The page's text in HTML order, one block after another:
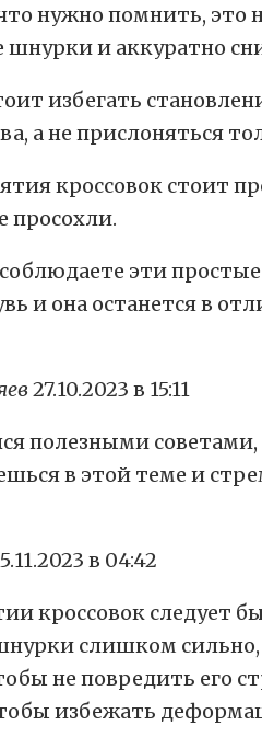
нужно помнить, это
шнурки и аккуратно
избегать
а не прислоняться
кроссовок стоит
просохли.
эти
и она останется в
27.10.2023 в 15:11
полезными
в этой теме и
в 04:42
кроссовок следует
слишком сильно,
не повредить его
избежать